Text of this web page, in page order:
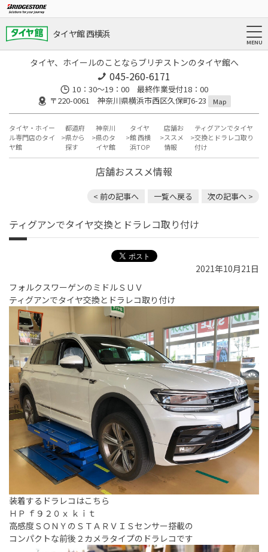
タイヤ館 西横浜
タイヤ、ホイールのことならブリヂストンのタイヤ館へ
045-260-6171
10：30～19：00 最終作業受付18：00
〒220-0061 神奈川県横浜市西区久保町6-23
Map
タイヤ・ホイー
ル専門店のタイ
ヤ館
都道府
県から
探す
神奈川
県のタ
イヤ館
タイヤ
館 西横
浜TOP
店舗お
ススメ
情報
ティグアンでタイヤ
交換とドラレコ取り
付け
店舗おススメ情報
< 前の記事へ 一覧へ戻る 次の記事へ >
ティグアンでタイヤ交換とドラレコ取り付け
2021年10月21日
フォルクスワーゲンのミドルＳＵＶ
ティグアンでタイヤ交換とドラレコ取り付け
装着するドラレコはこちら
ＨＰ ｆ９２０ｘ ｋｉｔ
高感度ＳＯＮＹのＳＴＡＲＶＩＳセンサー搭載の
コンパクトな前後２カメラタイプのドラレコです